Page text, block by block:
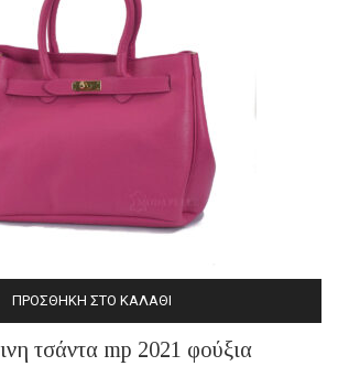
ΠΡΟΣΘΉΚΗ ΣΤΟ ΚΑΛΆΘΙ
τσάντα mp 2021 φούξια